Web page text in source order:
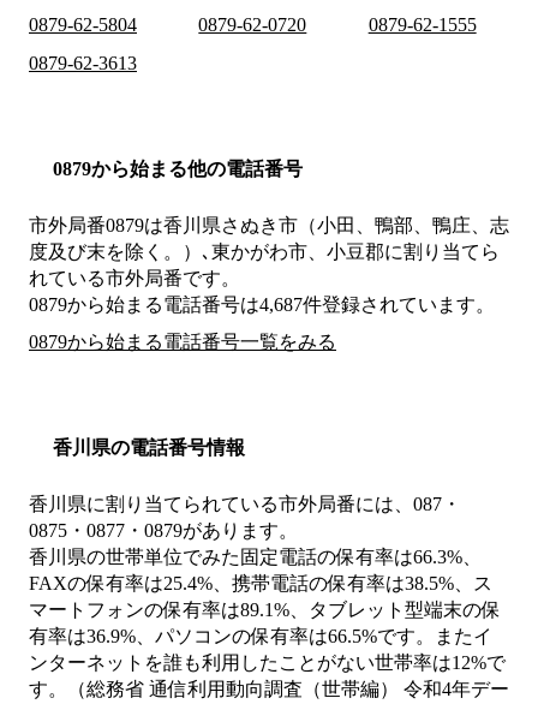
0879-62-5804
0879-62-0720
0879-62-1555
0879-62-3613
0879から始まる他の電話番号
市外局番0879は香川県さぬき市（小田、鴨部、鴨庄、志
度及び末を除く。）､東かがわ市、小豆郡に割り当てら
れている市外局番です。
0879から始まる電話番号は4,687件登録されています。
0879から始まる電話番号一覧をみる
香川県の電話番号情報
香川県に割り当てられている市外局番には、087・
0875・0877・0879があります。
香川県の世帯単位でみた固定電話の保有率は66.3%、
FAXの保有率は25.4%、携帯電話の保有率は38.5%、ス
マートフォンの保有率は89.1%、タブレット型端末の保
有率は36.9%、パソコンの保有率は66.5%です。またイ
ンターネットを誰も利用したことがない世帯率は12%で
す。（総務省 通信利用動向調査（世帯編） 令和4年デー